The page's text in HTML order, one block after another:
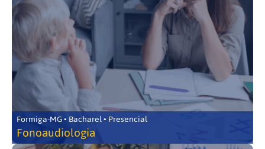
Formiga-MG • Bacharel • Presencial
Fonoaudiologia